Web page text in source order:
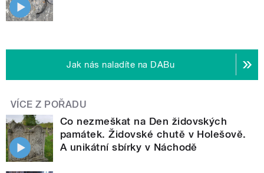
Jak nás naladíte na DABu
VÍCE Z POŘADU
Co nezmeškat na Den židovských
památek. Židovské chutě v Holešově.
A unikátní sbírky v Náchodě